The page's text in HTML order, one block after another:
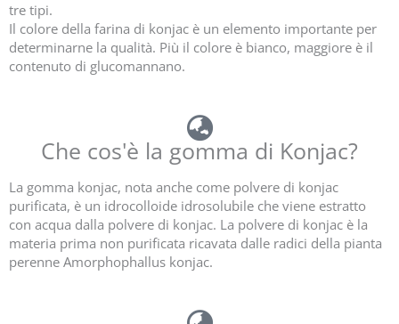
tre tipi.
Il colore della farina di konjac è un elemento importante per
determinarne la qualità. Più il colore è bianco, maggiore è il
contenuto di glucomannano.
Che cos'è la gomma di Konjac?
La gomma konjac, nota anche come polvere di konjac
purificata, è un idrocolloide idrosolubile che viene estratto
con acqua dalla polvere di konjac. La polvere di konjac è la
materia prima non purificata ricavata dalle radici della pianta
perenne Amorphophallus konjac.